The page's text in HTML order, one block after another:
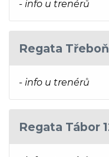
- info u trenérů
Regata
- info u trenérů
Regata Tábor